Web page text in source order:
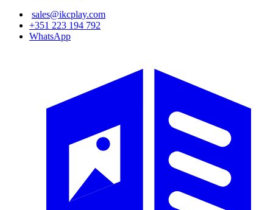
sales@ikcplay.com
+351 223 194 792
WhatsApp